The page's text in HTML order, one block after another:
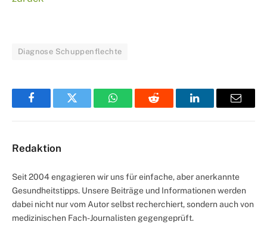
Diagnose Schuppenflechte
FacebookTwitter WhatsAppReddit LinkedInEmail
Redaktion
Seit 2004 engagieren wir uns für einfache, aber anerkannte
Gesundheitstipps. Unsere Beiträge und Informationen werden
dabei nicht nur vom Autor selbst recherchiert, sondern auch von
medizinischen Fach-Journalisten gegengeprüft.